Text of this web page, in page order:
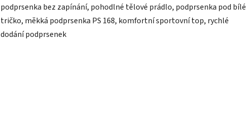
podprsenka bez zapínání, pohodlné tělové prádlo, podprsenka pod bílé
tričko, měkká podprsenka PS 168, komfortní sportovní top, rychlé
dodání podprsenek